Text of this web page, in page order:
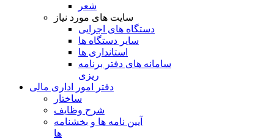
شعر
سایت های مورد نیاز
دستگاه های اجرایی
سایر دستگاه ها
استانداری ها
سامانه های دفتر برنامه
ریزی
دفتر امور اداری مالی
ساختار
شرح وظایف
آیین نامه ها و بخشنامه
ها